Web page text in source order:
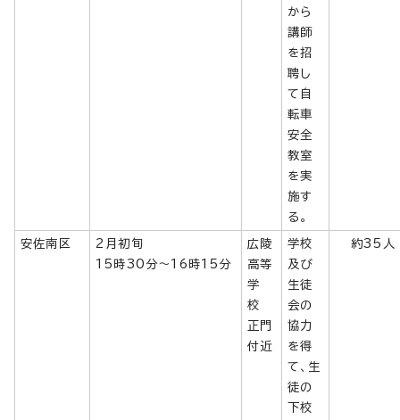
から
講師
を招
聘し
て自
転車
安全
教室
を実
施す
る。
安佐南区
2月初旬
15時30分～16時15分
広陵
高等
学
校
正門
付近
学校
及び
生徒
会の
協力
を得
て、生
徒の
下校
約35人